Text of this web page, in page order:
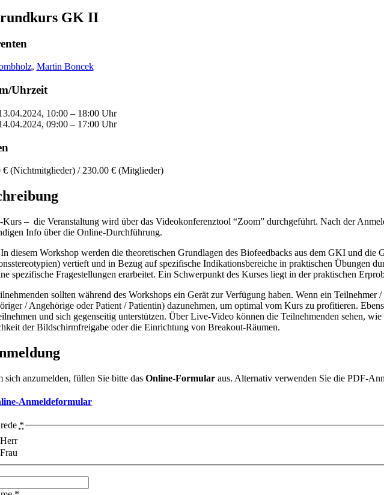
GK II
, Martin Boncek
Uhrzeit
10:00 – 18:00 Uhr
09:00 – 17:00 Uhr
€ (Nichtmitglieder) / 230.00 € (Mitglieder)
– die Veranstaltung wird über das Videokonferenztool “Zoom” durchgeführt. Nach der
Info über die Online-Durchführung.
diesem Workshop werden die theoretischen Grundlagen des Biofeedbacks aus dem GKI und
vertieft und in Bezug auf spezifische Indikationsbereiche in praktischen Übungen
spezifische Fragestellungen erarbeitet. Ein Schwerpunkt des Kurses liegt in der praktischen
sollten während des Workshops ein Gerät zur Verfügung haben. Wenn ein
/ Angehörige oder Patient / Patientin) dazunehmen, um optimal vom Kurs zu profitieren.
und sich gegenseitig unterstützen. Über Live-Video können die Teilnehmenden sehen,
der Bildschirmfreigabe oder die Einrichtung von Breakout-Räumen.
sich anzumelden, füllen Sie bitte dasOnline-Formular aus. Alternativ verwenden Sie die PDF-
Anmeldeformular
*
Herr
Frau